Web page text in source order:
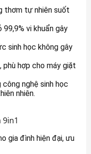
thơm tự nhiên suốt
vi khuẩn gây
sinh học không gây
hợp cho máy giặt
nghệ sinh học
nhiên.
gia đình hiện đại, ưu